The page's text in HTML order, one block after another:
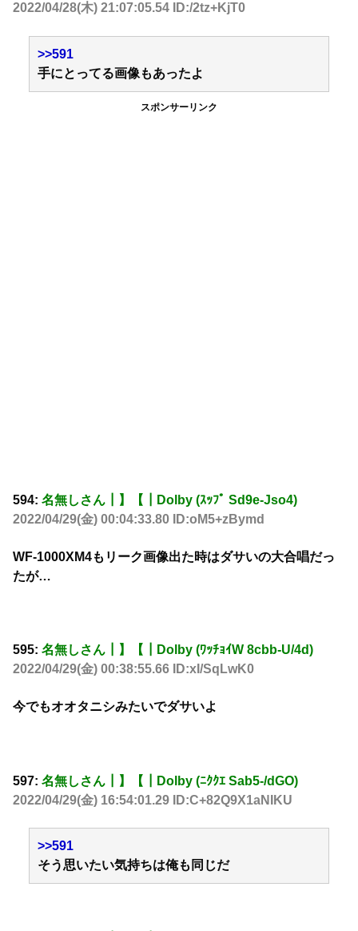
2022/04/28(木) 21:07:05.54 ID:/2tz+KjT0
>>591
手にとってる画像もあったよ
スポンサーリンク
594: 名無しさん┃】【┃Dolby (ｽｯﾌﾟ Sd9e-Jso4)
2022/04/29(金) 00:04:33.80 ID:oM5+zBymd
WF-1000XM4もリーク画像出た時はダサいの大合唱だっ
たが…
595: 名無しさん┃】【┃Dolby (ﾜｯﾁｮｲW 8cbb-U/4d)
2022/04/29(金) 00:38:55.66 ID:xI/SqLwK0
今でもオオタニシみたいでダサいよ
597: 名無しさん┃】【┃Dolby (ﾆｸｸｴ Sab5-/dGO)
2022/04/29(金) 16:54:01.29 ID:C+82Q9X1aNIKU
>>591
そう思いたい気持ちは俺も同じだ